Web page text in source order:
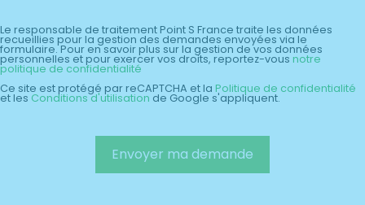
Le responsable de traitement Point S France traite les données
recueillies pour la gestion des demandes envoyées via le
formulaire. Pour en savoir plus sur la gestion de vos données
personnelles et pour exercer vos droits, reportez-vous notre
politique de confidentialité
Ce site est protégé par reCAPTCHA et la Politique de confidentialité
et les Conditions d'utilisation de Google s'appliquent.
Envoyer ma demande